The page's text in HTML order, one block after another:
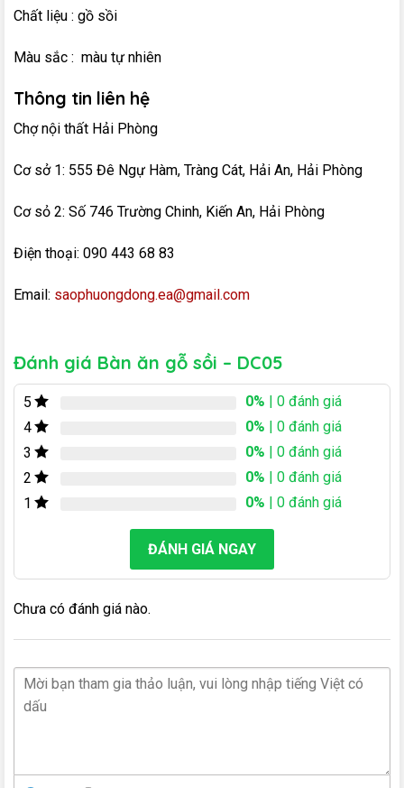
Chất liệu : gồ sồi
Màu sắc : màu tự nhiên
Thông tin liên hệ
Chợ nội thất Hải Phòng
Cơ sở 1: 555 Đê Ngự Hàm, Tràng Cát, Hải An, Hải Phòng
Cơ sỏ 2: Số 746 Trường Chinh, Kiến An, Hải Phòng
Điện thoại: 090 443 68 83
Email: saophuongdong.ea@gmail.com
Đánh giá Bàn ăn gỗ sồi – DC05
5 0% | 0 đánh giá
4
0% | 0 đánh giá
3
0% | 0 đánh giá
2
0% | 0 đánh giá
1
0% | 0 đánh giá
ĐÁNH GIÁ NGAY
Chưa có đánh giá nào.